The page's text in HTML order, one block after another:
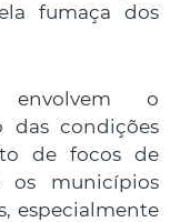
fumaça dos
o
das condições
de focos de
os municípios
especialmente